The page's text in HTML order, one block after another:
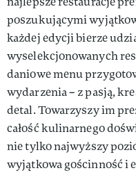
poszukującymi
każdej edycji bierze
wyselekcjonowanych
daniowe menu
wydarzenia – z pasją,
detal. Towarzyszy im
całość kulinarnego
nie tylko najwyższy
wyjątkowa gościnność i